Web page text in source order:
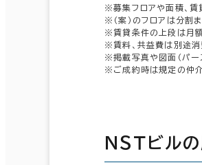
※募集フロアや面積、賃
※（案）のフロアは分割
※賃貸条件の上段は月額
※賃料、共益費は別途消
※掲載写真や図面（パー
※ご成約時は規定の仲介
ＮＳＴビル